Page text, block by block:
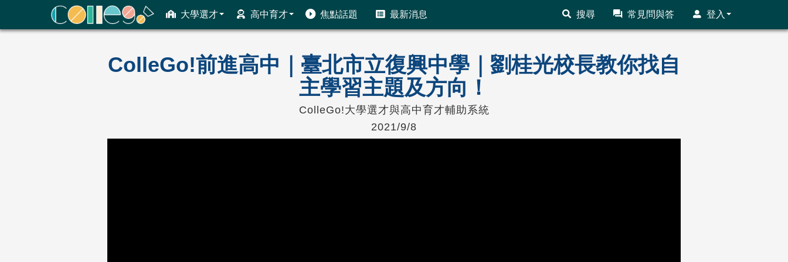
大學選才 高中育才 焦點話題 最新消息 搜尋 常見問與答 登入
ColleGo! 大學選才與高中育才輔助系統
ColleGo!前進高中｜臺北市立復興中學｜劉桂光校長教你找自
主學習主題及方向！
ColleGo!大學選才與高中育才輔助系統
2021/9/8